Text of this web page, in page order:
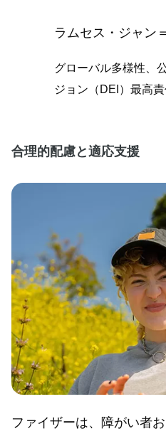
ラムセス・ジャン
グローバル多様性、
ジョン（DEI）最高
合理的配慮と適応支援
ファイザーは、障がい者